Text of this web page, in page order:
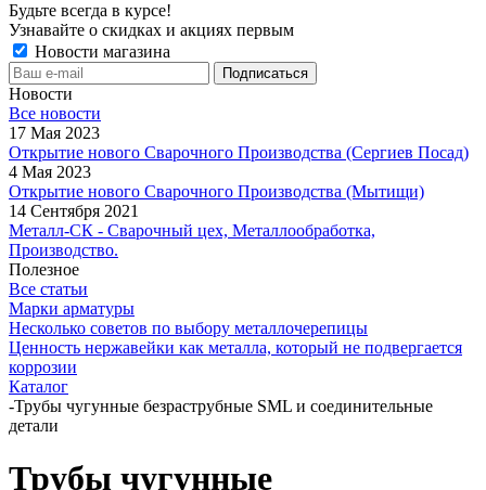
Будьте всегда в курсе!
Узнавайте о скидках и акциях первым
Новости магазина
Новости
Все новости
17 Мая 2023
Открытие нового Сварочного Производства (Сергиев Посад)
4 Мая 2023
Открытие нового Сварочного Производства (Мытищи)
14 Сентября 2021
Металл-СК - Сварочный цех, Металлообработка,
Производство.
Полезное
Все статьи
Марки арматуры
Несколько советов по выбору металлочерепицы
Ценность нержавейки как металла, который не подвергается
коррозии
Каталог
-Трубы чугунные безраструбные SML и соединительные
детали
Трубы чугунные